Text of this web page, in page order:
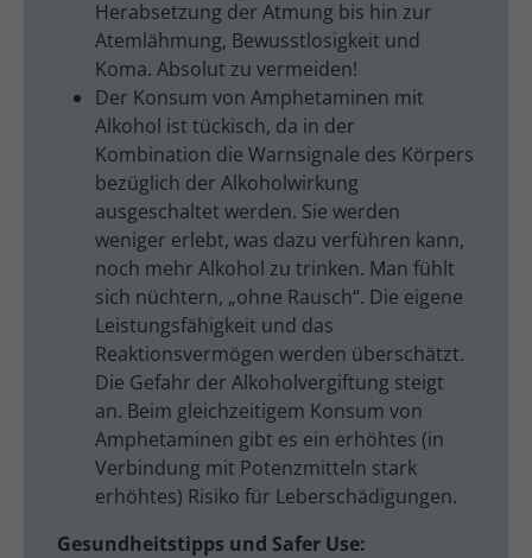
Herabsetzung der Atmung bis hin zur
Atemlähmung, Bewusstlosigkeit und
Koma. Absolut zu vermeiden!
Der Konsum von Amphetaminen mit
Alkohol ist tückisch, da in der
Kombination die Warnsignale des Körpers
bezüglich der Alkoholwirkung
ausgeschaltet werden. Sie werden
weniger erlebt, was dazu verführen kann,
noch mehr Alkohol zu trinken. Man fühlt
sich nüchtern, „ohne Rausch“. Die eigene
Leistungsfähigkeit und das
Reaktionsvermögen werden überschätzt.
Die Gefahr der Alkoholvergiftung steigt
an. Beim gleichzeitigem Konsum von
Amphetaminen gibt es ein erhöhtes (in
Verbindung mit Potenzmitteln stark
erhöhtes) Risiko für Leberschädigungen.
Gesundheitstipps und Safer Use: